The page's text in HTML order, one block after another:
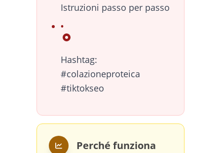
Istruzioni passo per passo
Hashtag:
#colazioneproteica
#tiktokseo
Perché funziona